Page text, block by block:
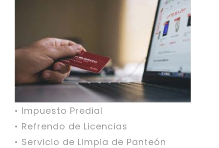
• Impuesto Predial
• Refrendo de Licencias
• Servicio de Limpia de Panteón